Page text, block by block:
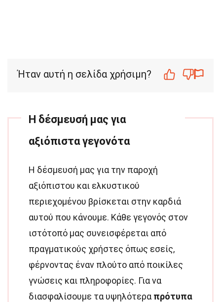
Ήταν αυτή η σελίδα χρήσιμη?
Η δέσμευσή μας για
αξιόπιστα γεγονότα
Η δέσμευσή μας για την παροχή
αξιόπιστου και ελκυστικού
περιεχομένου βρίσκεται στην καρδιά
αυτού που κάνουμε. Κάθε γεγονός στον
ιστότοπό μας συνεισφέρεται από
πραγματικούς χρήστες όπως εσείς,
φέρνοντας έναν πλούτο από ποικίλες
γνώσεις και πληροφορίες. Για να
διασφαλίσουμε τα υψηλότερα πρότυπα